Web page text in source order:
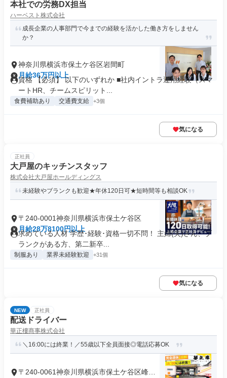
本社での労務DX担当
ハーベスト株式会社
成長企業の人事部門で今までの経験を活かした働き方をしません
か？
神奈川県横浜市保土ケ谷区岩間町
月給36万円以上
資格 【必須】 以下のいずれか ■社内イントラ運用経験（スマ
ートHR、チームスピリット...
食費補助あり 交通費支給 +3個
気になる
正社員
大戸屋のキッチンスタッフ
株式会社大戸屋ホールディングス
未経験やブランクも歓迎★年休120日可★短時間等も相談OK
〒240-0001神奈川県横浜市保土ケ谷区
月給28万8100円以上
求めている人材 学歴･経験･資格一切不問！ 主婦(夫)さん、ブ
ランクがある方、第二新卒...
制服あり 業界未経験歓迎 +31個
気になる
NEW 正社員
配送ドライバー
華正樓商事株式会社
＼16:00には終業！／55歳以下全員面接◎電話応募OK
〒240-0061神奈川県横浜市保土ケ谷区峰沢